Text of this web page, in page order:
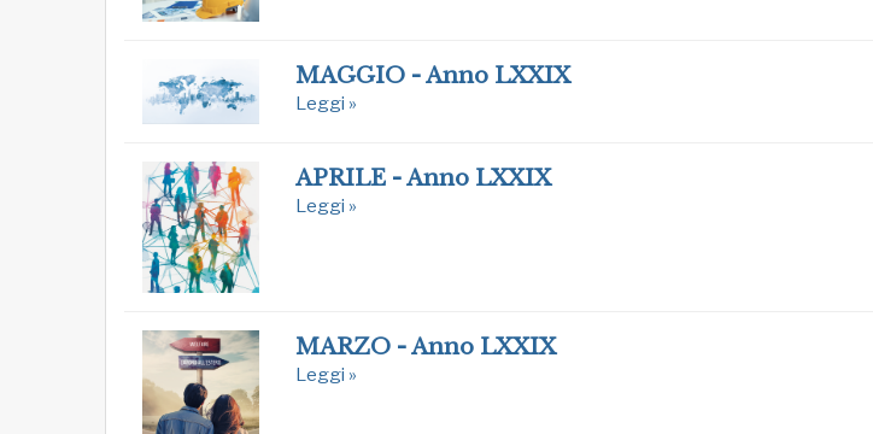
MAGGIO - Anno LXXIX
Leggi »
APRILE - Anno LXXIX
Leggi »
MARZO - Anno LXXIX
Leggi »